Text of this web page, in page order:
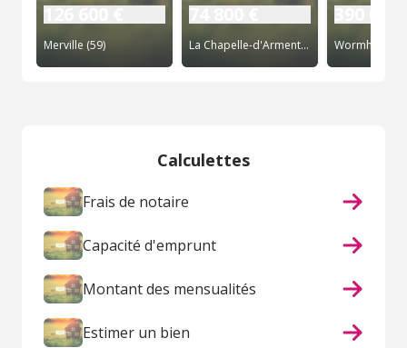
Merville (59) La Chapelle-d'Armentières (59) Wormhout
Calculettes
Frais de notaire
Capacité d'emprunt
Montant des mensualités
Estimer un bien